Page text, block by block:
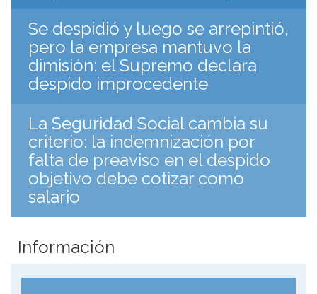
Se despidió y luego se arrepintió,
pero la empresa mantuvo la
dimisión: el Supremo declara
despido improcedente
La Seguridad Social cambia su
criterio: la indemnización por
falta de preaviso en el despido
objetivo debe cotizar como
salario
Información